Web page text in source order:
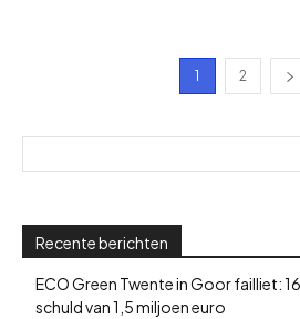
1 2
Recente berichten
ECO Green Twente in Goor failliet:
schuld van 1,5 miljoen euro